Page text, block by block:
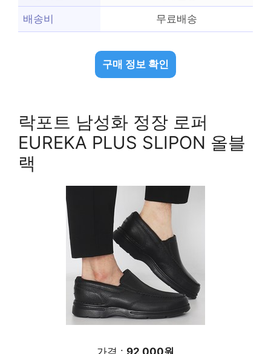
배송비 무료배송
구매 정보 확인
락포트 남성화 정장 로퍼
EUREKA PLUS SLIPON 올블
랙
가격 : 92,000원